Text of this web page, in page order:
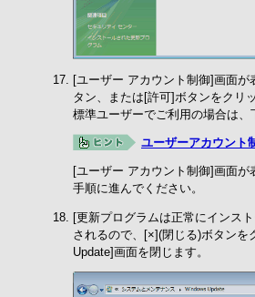
[ユーザー アカウント制御]画面
タン、または[許可]ボタンをクリ
標準ユーザーでご利用の場合は、
ユーザーアカウント
[ユーザー アカウント制御]画面
手順に進んでください。
[更新プログラムは正常にインス
されるので、[×](閉じる)ボタンを
Update]画面を閉じます。